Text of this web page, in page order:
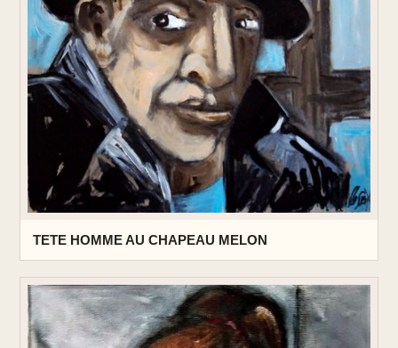
TETE HOMME AU CHAPEAU MELON